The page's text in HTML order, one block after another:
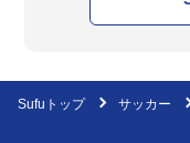
Sufuトップ サッカー